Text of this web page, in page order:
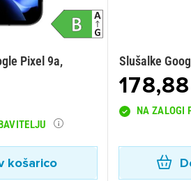
Pixel 9a,
košarico
Slušalke
NA ZALOGI